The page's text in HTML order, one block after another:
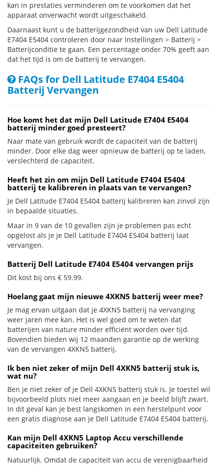
kan in prestaties verminderen om te voorkomen dat het
apparaat onverwacht wordt uitgeschakeld.
Daarnaast kunt u de batterijgezondheid van uw Dell Latitude
E7404 E5404 controleren door naar Instellingen > Batterij >
Batterijconditie te gaan. Een percentage onder 70% geeft aan
dat het tijd is om de batterij te vervangen.
FAQs for Dell Latitude E7404 E5404
Batterij Vervangen
Hoe komt het dat mijn Dell Latitude E7404 E5404
batterij minder goed presteert?
Naar mate van gebruik wordt de capaciteit van de batterij
minder. Door elke dag weer opnieuw de batterij op te laden,
verslechterd de capaciteit.
Heeft het zin om mijn Dell Latitude E7404 E5404
batterij te kalibreren in plaats van te vervangen?
Je Dell Latitude E7404 E5404 batterij kalibreren kan zinvol zijn
in bepaalde situaties.
Maar in 9 van de 10 gevallen zijn je problemen pas echt
opgelost als je je Dell Latitude E7404 E5404 batterij laat
vervangen.
Batterij Dell Latitude E7404 E5404 vervangen prijs
Dit kost bij ons € 59.99.
Hoelang gaat mijn nieuwe 4XKN5 batterij weer mee?
Je mag ervan uitgaan dat je 4XKN5 batterij na vervanging
weer jaren mee kan. Het is wel goed om te weten dat
batterijen van nature minder efficiënt worden over tijd.
Bovendien bieden wij 12 maanden garantie op de werking
van de vervangen 4XKN5 batterij.
Ik ben niet zeker of mijn Dell 4XKN5 batterij stuk is,
wat nu?
Ben je niet zeker of je Dell 4XKN5 batterij stuk is. Je toestel wil
bijvoorbeeld plots niet meer aangaan en je beeld blijft zwart.
In dit geval kan je best langskomen in een herstelpunt voor
een gratis diagnose aan je Dell Latitude E7404 E5404 batterij.
Kan mijn Dell 4XKN5 Laptop Accu verschillende
capaciteiten gebruiken?
Natuurlijk. Omdat de capaciteit van accu de verenigbaarheid